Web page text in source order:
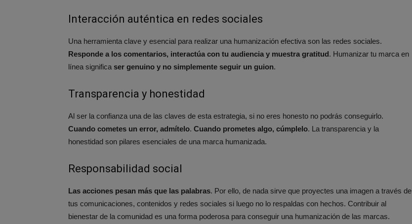
Interacción auténtica en redes sociales
Una herramienta clave y esencial para realizar una humanización efectiva son las redes sociales.
Responde a los comentarios, interactúa con tu audiencia y muestra gratitud. Humanizar tu marca en
línea significa ser genuino y no simplemente seguir un guion.
Transparencia y honestidad
Al ser la confianza una de las claves de esta estrategia, si no eres honesto no podrás conseguirlo.
Cuando cometes un error, admítelo. Cuando prometes algo, cúmplelo. La transparencia y la
honestidad son pilares esenciales de una marca humanizada.
Responsabilidad social
Las acciones pesan más que las palabras. Por ello, de nada sirve que proyectes una imagen a través de
tus comunicaciones, contenidos y redes sociales si luego no lo respaldas con hechos. Contribuir al
bienestar de la comunidad es una forma poderosa para conseguir una humanización de las marcas.